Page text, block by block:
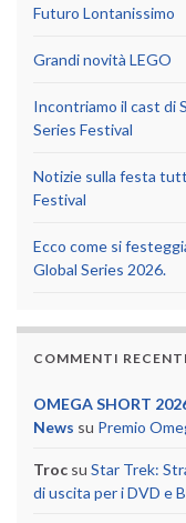
Futuro Lontanissimo
Grandi novità LEGO
Incontriamo il cast di
Series Festival
Notizie sulla festa
Festival
Ecco come si
Global Series 2026.
COMMENTI RECENTI
OMEGA SHORT
News su Premio
Troc su Star Trek:
di uscita per i DVD e